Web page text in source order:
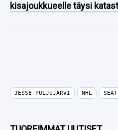
kisajoukkueelle täysi
JESSE PULJUJÄRVI NHL